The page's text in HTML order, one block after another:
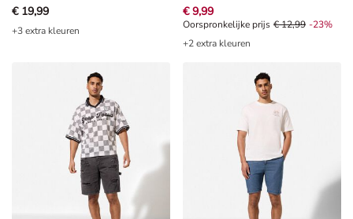
€ 19,99
+3 extra kleuren
€ 9,99
Oorspronkelijke prijs € 12,99,
Oorspronkelijke prijs € 12,99 -23%
+2 extra kleuren